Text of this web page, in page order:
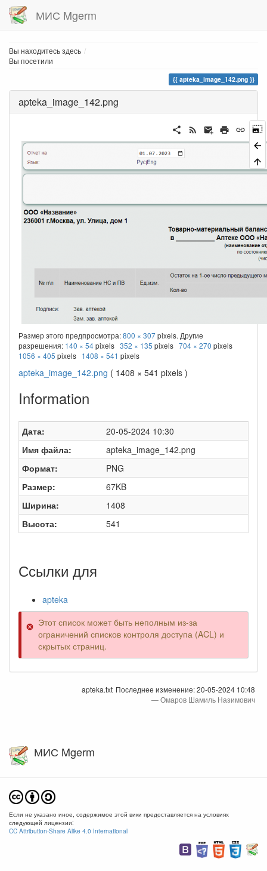
МИС Mgerm
Вы находитесь здесь
Вы посетили
apteka_image_142.png
apteka_image_142.png
Размер этого предпросмотра:800 × 307pixels. Другие
разрешения: 140 × 54pixels 352 × 135 pixels 704 × 270 pixels
1056 × 405 pixels 1408 × 541 pixels
apteka_image_142.png ( 1408 × 541 pixels )
Information
Дата:
20-05-2024 10:30
Имя файла:
apteka_image_142.png
Формат:
PNG
Размер:
67KB
Ширина:
1408
Высота:
541
Ссылки для
apteka
Этот список может быть неполным из-за
ограничений списков контроля доступа (ACL) и
скрытых страниц.
apteka.txt Последнее изменение:20-05-2024 10:48
—Омаров Шамиль Назимович
МИС Mgerm
Если не указано иное, содержимое этой вики предоставляется на условиях
следующей лицензии:
CC Attribution-Share Alike 4.0 International